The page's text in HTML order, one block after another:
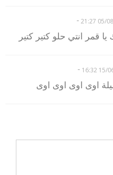
05/08/
-
قمر انتي حلو كتير كتير
15/06/
-
اوى اوى اوى اوى